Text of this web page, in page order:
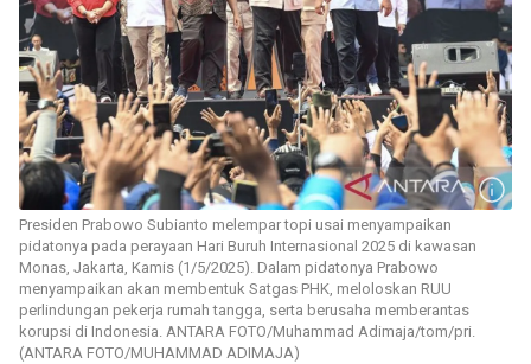
Presiden Prabowo Subianto melempar topi usai menyampaikan
pidatonya pada perayaan Hari Buruh Internasional 2025 di kawasan
Monas, Jakarta, Kamis (1/5/2025). Dalam pidatonya Prabowo
menyampaikan akan membentuk Satgas PHK, meloloskan RUU
perlindungan pekerja rumah tangga, serta berusaha memberantas
korupsi di Indonesia. ANTARA FOTO/Muhammad Adimaja/tom/pri.
(ANTARA FOTO/MUHAMMAD ADIMAJA)